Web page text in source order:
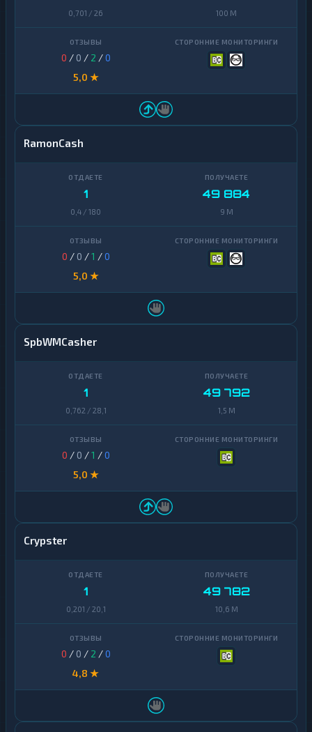
0,701 / 26 100 M
0 / 0 / 2 /0
5,0 ★
RamonCash
1
0,4 / 180
49 884
9 M
0 / 0 /1 /0
5,0 ★
SpbWMCasher
1
0,762 / 28,1
49 792
1,5 M
0 / 0 /1 /0
5,0 ★
Crypster
1
0,201 / 20,1
49 782
10,6 M
0 / 0 / 2 /0
4,8 ★